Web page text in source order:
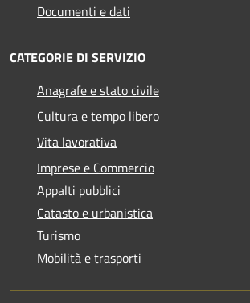
Documenti e dati
CATEGORIE DI SERVIZIO
Anagrafe e stato civile
Cultura e tempo libero
Vita lavorativa
Imprese e Commercio
Appalti pubblici
Catasto e urbanistica
Turismo
Mobilità e trasporti